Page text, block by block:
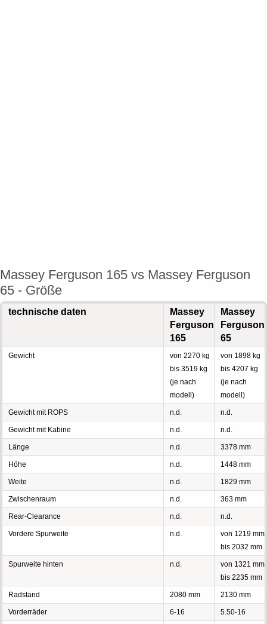
Massey Ferguson 165 vs Massey Ferguson
65 - Größe
technische daten
Massey
Ferguson
165
Massey
Ferguson
65
Gewicht
von 2270 kg
bis 3519 kg
(je nach
modell)
von 1898 kg
bis 4207 kg
(je nach
modell)
Gewicht mit ROPS n.d. n.d.
Gewicht mit Kabine n.d. n.d.
Länge n.d. 3378 mm
Höhe n.d. 1448 mm
Weite n.d. 1829 mm
Zwischenraum n.d. 363 mm
Rear-Clearance n.d. n.d.
Vordere Spurweite n.d.
von 1219 mm
bis 2032 mm
Spurweite hinten n.d.
von 1321 mm
bis 2235 mm
Radstand 2080 mm 2130 mm
Vorderräder 6-16 5.50-16